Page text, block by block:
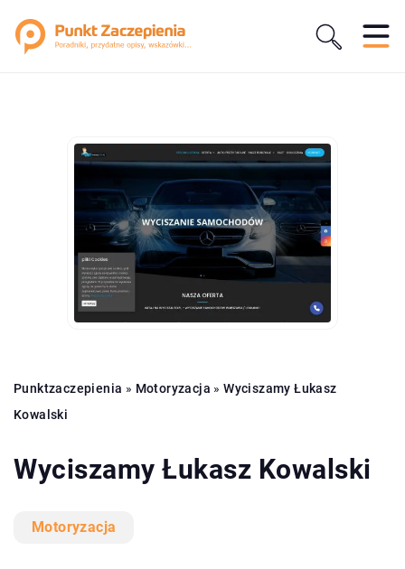
Punktzaczepienia » Motoryzacja »Wyciszamy Łukasz
Kowalski
Wyciszamy Łukasz Kowalski
Motoryzacja